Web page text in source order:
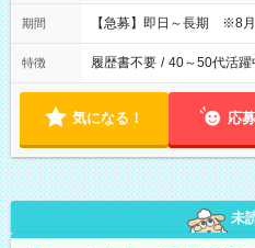
期間 【急募】即日～長期 ※8月
特徴 履歴書不要 / 40～50代活躍
気になる！ 応
未